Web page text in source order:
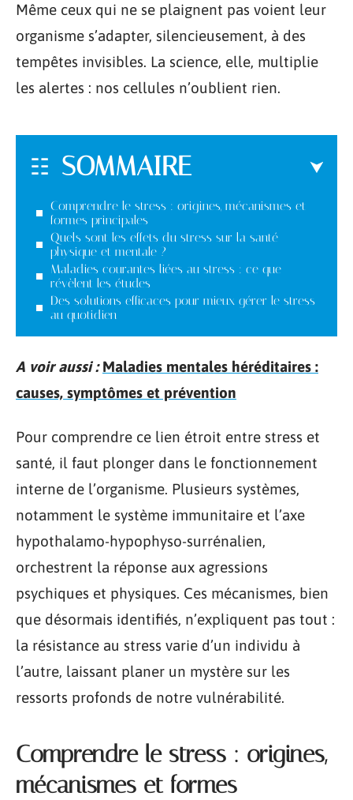
Même ceux qui ne se plaignent pas voient leur
organisme s’adapter, silencieusement, à des
tempêtes invisibles. La science, elle, multiplie
les alertes : nos cellules n’oublient rien.
SOMMAIRE
Comprendre le stress : origines, mécanismes et
formes principales
Quels sont les effets du stress sur la santé
physique et mentale ?
Maladies courantes liées au stress : ce que
révèlent les études
Des solutions efficaces pour mieux gérer le stress
au quotidien
A voir aussi : Maladies mentales héréditaires :
causes, symptômes et prévention
Pour comprendre ce lien étroit entre stress et
santé, il faut plonger dans le fonctionnement
interne de l’organisme. Plusieurs systèmes,
notamment le système immunitaire et l’axe
hypothalamo-hypophyso-surrénalien,
orchestrent la réponse aux agressions
psychiques et physiques. Ces mécanismes, bien
que désormais identifiés, n’expliquent pas tout :
la résistance au stress varie d’un individu à
l’autre, laissant planer un mystère sur les
ressorts profonds de notre vulnérabilité.
Comprendre le stress : origines,
mécanismes et formes